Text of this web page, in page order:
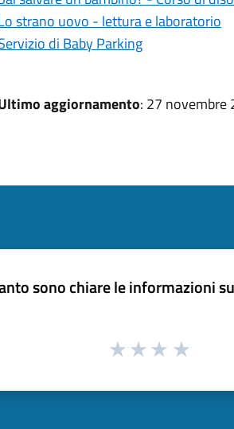
strano uovo - lettura e laboratorio
di Baby Parking
aggiornamento: 27 novembre
sono chiare le informazioni